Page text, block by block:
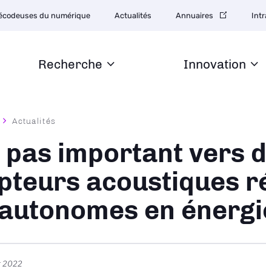
Recherche Innovation
du numérique Actualités Annuaires
Actualités
pas important vers
acoustiques
en
2022